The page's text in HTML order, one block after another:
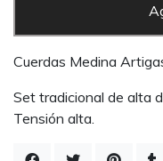
Cuerdas Medina
Set tradicional de alta
Tensión alta.